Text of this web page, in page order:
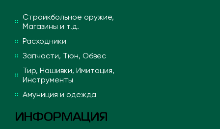
Страйкбольное оружие,
Магазины и т.д.
Расходники
Запчасти, Тюн, Обвес
Тир, Нашивки, Имитация,
Инструменты
Амуниция и одежда
ИНФОРМАЦИЯ